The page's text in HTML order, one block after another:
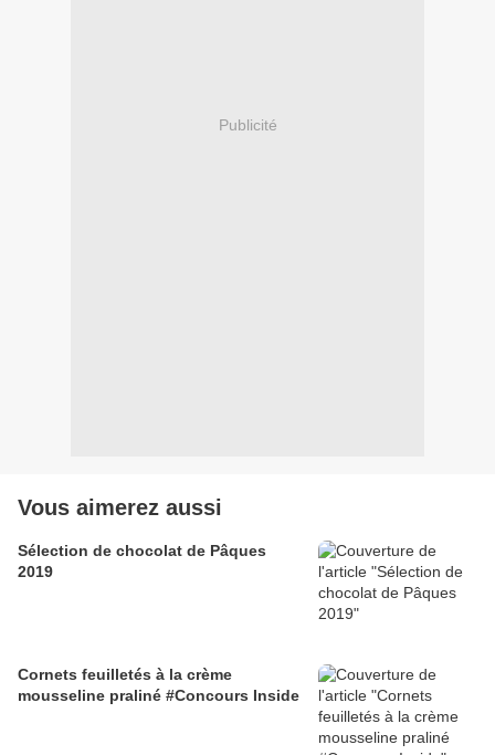
Publicité
Vous aimerez aussi
Sélection de chocolat de Pâques
2019
Cornets feuilletés à la crème
mousseline praliné #Concours Inside